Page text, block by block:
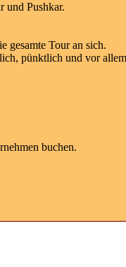
und Pushkar.
gesamte Tour an sich.
pünktlich und vor
buchen.